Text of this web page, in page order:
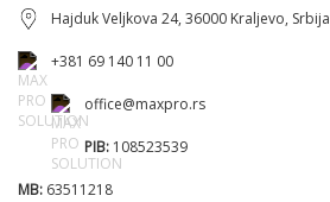
Hajduk Veljkova 24, 36000 Kraljevo, Srbija
+381 69 140 11 00
office@maxpro.rs
PIB: 108523539
MB: 63511218